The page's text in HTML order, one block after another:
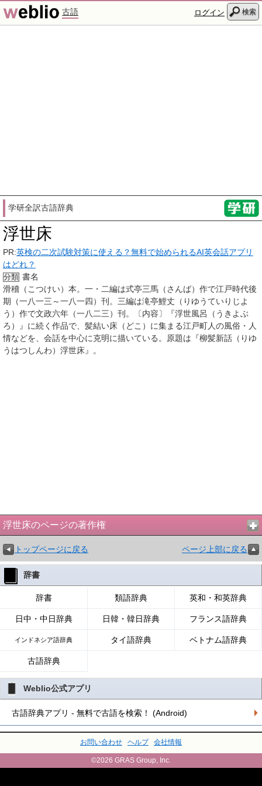
古語 ログイン 検索
学研全訳古語辞典
浮世床
PR:英検の二次試験対策に使える？無料で始められるAI英会話アプリ
はどれ？
分類 書名
滑稽（こつけい）本。一・二編は式亭三馬（さんば）作で江戸時代後
期（一八一三～一八一四）刊。三編は滝亭鯉丈（りゆうていりじよ
う）作で文政六年（一八二三）刊。〔内容〕『浮世風呂（うきよぶ
ろ）』に続く作品で、髪結い床（どこ）に集まる江戸町人の風俗・人
情などを、会話を中心に克明に描いている。原題は『柳髪新話（りゆ
うはつしんわ）浮世床』。
浮世床のページの著作権
トップページに戻る ページ上部に戻る
辞書
辞書 類語辞典 英和・和英辞典
日中・中日辞典 日韓・韓日辞典 フランス語辞典
インドネシア語辞典 タイ語辞典 ベトナム語辞典
古語辞典
Weblio公式アプリ
古語辞典アプリ - 無料で古語を検索！ (Android)
お問い合わせ ヘルプ 会社情報
©2026 GRAS Group, Inc.